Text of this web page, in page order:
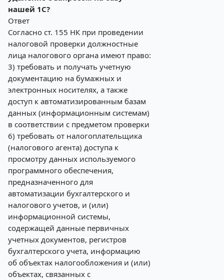
нашей 1С?
Ответ
Согласно ст. 155 НК при проведении
налоговой проверки должностные
лица налогового органа имеют право:
3) требовать и получать учетную
документацию на бумажных и
электронных носителях, а также
доступ к автоматизированным базам
данных (информационным системам)
в соответствии с предметом проверки
6) требовать от налогоплательщика
(налогового агента) доступа к
просмотру данных используемого
программного обеспечения,
предназначенного для
автоматизации бухгалтерского и
налогового учетов, и (или)
информационной системы,
содержащей данные первичных
учетных документов, регистров
бухгалтерского учета, информацию
об объектах налогообложения и (или)
объектах, связанных с